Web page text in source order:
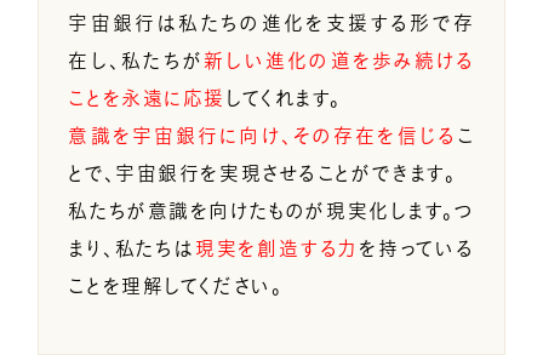
宇宙銀行は私たちの進化を支援する形で存
在し、私たちが 新しい進化の道を歩み続ける
ことを永遠に応援 してくれます。
意識を宇宙銀行に向け、その存在を信じる こ
とで、宇宙銀行を実現させることができます。
私たちが意識を向けたものが現実化します。つ
まり、私たちは 現実を創造する力 を持っている
ことを理解してください。